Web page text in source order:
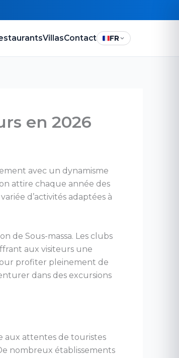
VillasContact FR
en 2026
avec un dynamisme
attire chaque année des
d’activités adaptées à
de Sous-massa. Les clubs
aux visiteurs une
profiter pleinement de
dans des excursions
aux attentes de touristes
nombreux établissements